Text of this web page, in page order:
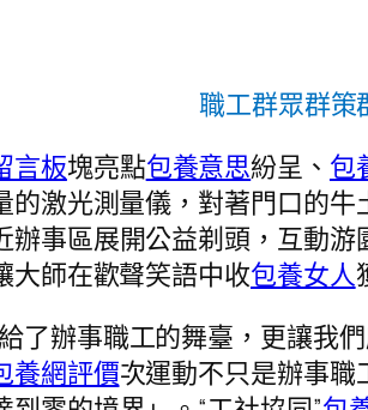
職工群眾群策
言板塊亮點包養意思紛呈、 包
的激光測量儀，對著門口的
辦事區展開公益剃頭，互動游
大師在歡聲笑語中收包養女人
了辦事職工的舞臺，更讓我
養網評價次運動不只是辦事